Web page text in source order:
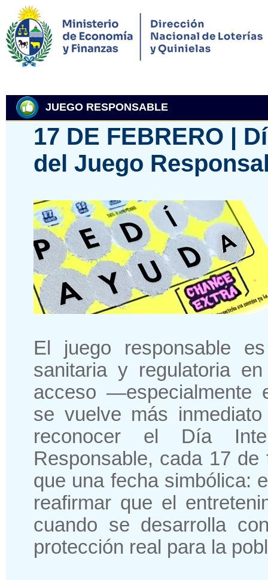
JUEGO RESPONSABLE
17 DE FEBRERO |
del Juego
El juego responsable
sanitaria y regulatoria
acceso —especialmente
se vuelve más
reconocer el Día
Responsable, cada 17
que una fecha simbólica:
reafirmar que el
cuando se desarrolla
protección real para la